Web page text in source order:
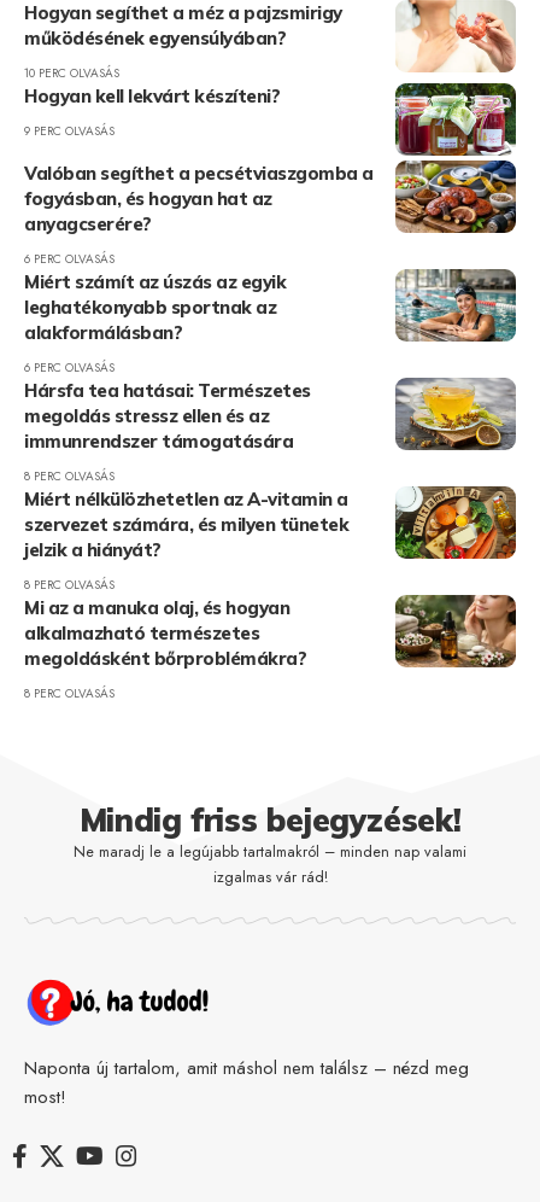
Hogyan segíthet a méz a pajzsmirigy
működésének egyensúlyában?
10 PERC OLVASÁS
Hogyan kell lekvárt készíteni?
9 PERC OLVASÁS
Valóban segíthet a pecsétviaszgomba a
fogyásban, és hogyan hat az
anyagcserére?
6 PERC OLVASÁS
Miért számít az úszás az egyik
leghatékonyabb sportnak az
alakformálásban?
6 PERC OLVASÁS
Hársfa tea hatásai: Természetes
megoldás stressz ellen és az
immunrendszer támogatására
8 PERC OLVASÁS
Miért nélkülözhetetlen az A-vitamin a
szervezet számára, és milyen tünetek
jelzik a hiányát?
8 PERC OLVASÁS
Mi az a manuka olaj, és hogyan
alkalmazható természetes
megoldásként bőrproblémákra?
8 PERC OLVASÁS
Mindig friss bejegyzések!
Ne maradj le a legújabb tartalmakról – minden nap valami
izgalmas vár rád!
Naponta új tartalom, amit máshol nem találsz – nézd meg
most!